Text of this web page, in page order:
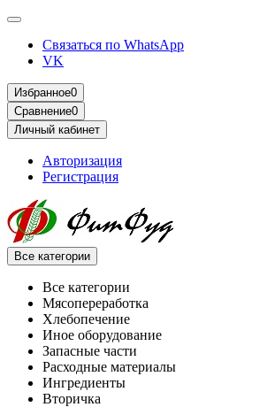
Связаться по WhatsApp
VK
Избранное0
Сравнение0
Личный кабинет
Авторизация
Регистрация
Все категории
Все категории
Мясопереработка
Хлебопечение
Иное оборудование
Запасные части
Расходные материалы
Ингредиенты
Вторичка